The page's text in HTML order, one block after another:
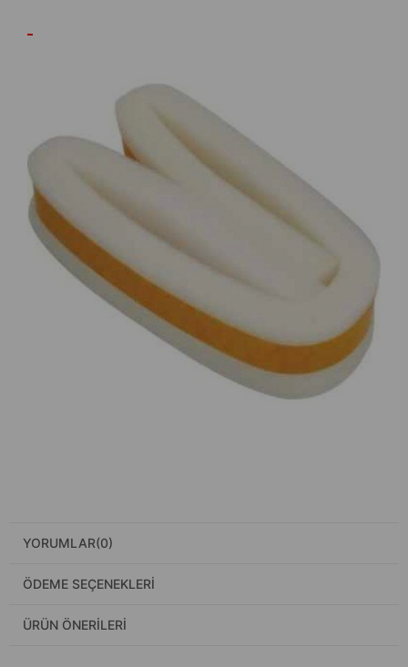
YORUMLAR(0)
ÖDEME SEÇENEKLERI
ÜRÜN ÖNERILERI